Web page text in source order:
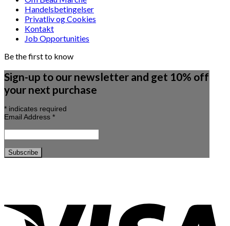
Handelsbetingelser
Privatliv og Cookies
Kontakt
Job Opportunities
Be the first to know
Sign-up to our newsletter and get 10% off
your next purchase
* indicates required
Email Address *